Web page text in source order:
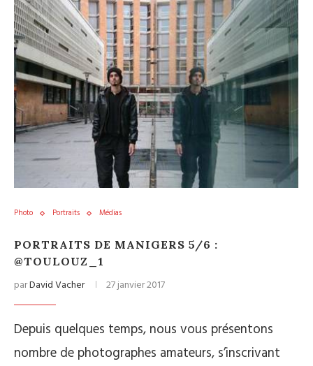
Photo Portraits Médias
PORTRAITS DE MANIGERS 5/6 :
@TOULOUZ_1
parDavid Vacher 27 janvier 2017
Depuis quelques temps, nous vous présentons
nombre de photographes amateurs, s’inscrivant